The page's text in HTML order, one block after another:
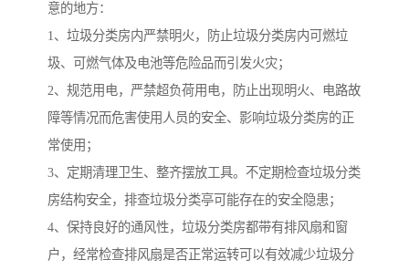
意的地方：
1、垃圾分类房内严禁明火，防止垃圾分类房内可燃垃
圾、可燃气体及电池等危险品而引发火灾；
2、规范用电，严禁超负荷用电，防止出现明火、电路故
障等情况而危害使用人员的安全、影响垃圾分类房的正
常使用；
3、定期清理卫生、整齐摆放工具。不定期检查垃圾分类
房结构安全，排查垃圾分类亭可能存在的安全隐患；
4、保持良好的通风性，垃圾分类房都带有排风扇和窗
户，经常检查排风扇是否正常运转可以有效减少垃圾分